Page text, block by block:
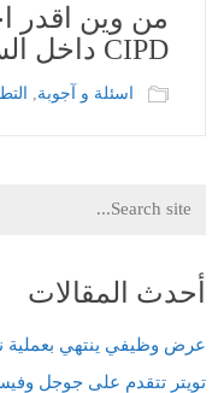
من وين اقدر
CIPD داخل السعودية؟
اسئلة و آجوبة
for:
أحدث المقالات
عرض وظيفي ينتهي
تويتر تتقدم على جوجل